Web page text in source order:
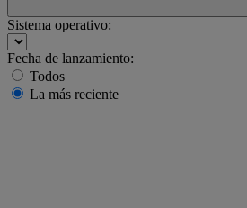
Sistema operativo:
Fecha de lanzamiento:
Todos
La más reciente